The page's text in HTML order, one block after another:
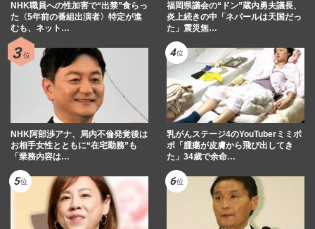
NHK職員への性加害で“出禁”食らっ
た〈5年前の番組出演者〉特定が進
むも、ネット…
福岡県議会の“ドン”蔵内勇夫議長、
炎上続きの中「ネパールは天国だっ
た」震災無…
NHK阿部渉アナ、局内不倫発覚後は
お相手女性とともに“在宅勤務”も
「業務内容は…
乳がんステージ4のYouTuberミミポ
ポ「腫瘍が皮膚から飛び出してき
た」34歳で余命…